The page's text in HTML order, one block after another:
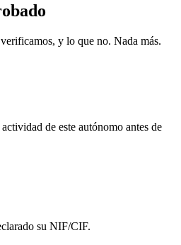
y lo que no. Nada más.
de este autónomo antes de
su NIF/CIF.